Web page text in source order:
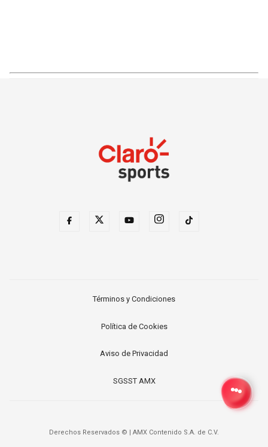
Términos y Condiciones
Política de Cookies
Aviso de Privacidad
SGSST AMX
Derechos Reservados © AMX Contenido S.A. de C.V.